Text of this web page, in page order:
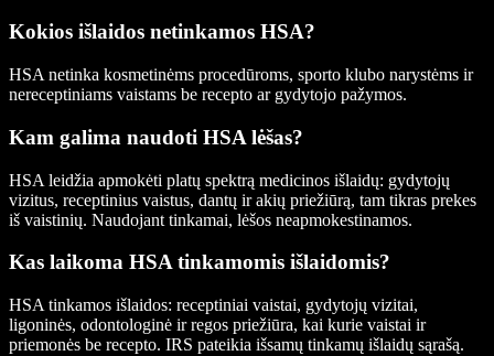
Kokios išlaidos netinkamos HSA?
HSA netinka kosmetinėms procedūroms, sporto klubo narystėms ir
nereceptiniams vaistams be recepto ar gydytojo pažymos.
Kam galima naudoti HSA lėšas?
HSA leidžia apmokėti platų spektrą medicinos išlaidų: gydytojų
vizitus, receptinius vaistus, dantų ir akių priežiūrą, tam tikras prekes
iš vaistinių. Naudojant tinkamai, lėšos neapmokestinamos.
Kas laikoma HSA tinkamomis išlaidomis?
HSA tinkamos išlaidos: receptiniai vaistai, gydytojų vizitai,
ligoninės, odontologinė ir regos priežiūra, kai kurie vaistai ir
priemonės be recepto. IRS pateikia išsamų tinkamų išlaidų sąrašą.